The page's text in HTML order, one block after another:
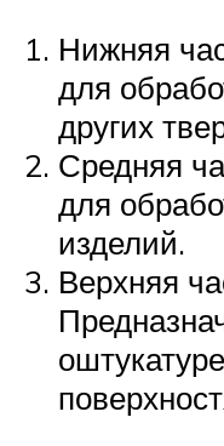
Нижняя
для
других
Средняя
для
изделий.
Верхняя